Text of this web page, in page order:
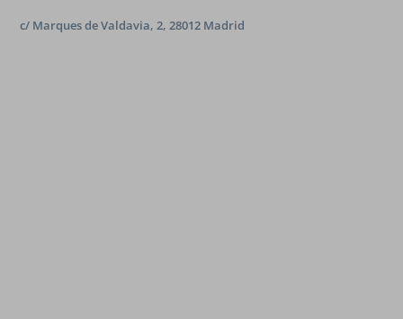
c/ Marques de Valdavia, 2, 28012 Madrid